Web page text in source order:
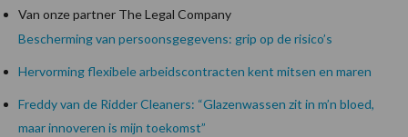
Van onze partner The Legal Company
Bescherming van persoonsgegevens: grip op de risico’s
Hervorming flexibele arbeidscontracten kent mitsen en maren
Freddy van de Ridder Cleaners: “Glazenwassen zit in m’n bloed,
maar innoveren is mijn toekomst”